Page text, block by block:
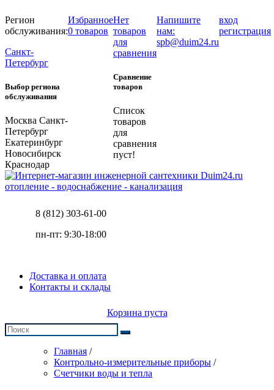
Регион
обслуживания:
Санкт-
Петербург
Выбор региона
обслуживания
Москва Санкт-
Петербург
Екатеринбург
Новосибирск
Краснодар
Избранное
0 товаров
Нет
товаров
для
сравнения
Сравнение
товаров
Список
товаров
для
сравнения
пуст!
Напишите
нам:
spb@duim24.ru
вход
регистрация
отопление - водоснабжение - канализация
8 (812) 303-61-00
пн-пт: 9:30-18:00
Доставка и оплата
Контакты и склады
Корзина пуста
Главная /
Контрольно-измерительные приборы /
Счетчики воды и тепла